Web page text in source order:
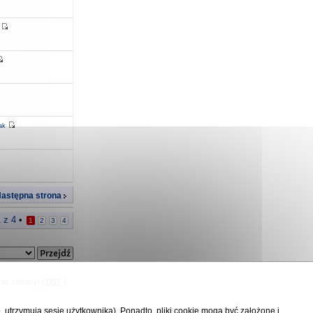
strona
z 4• 1 2 3 4
sesję użytkownika). Ponadto, pliki cookie mogą być założone i